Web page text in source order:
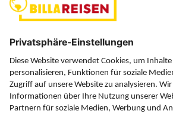
Über uns
Service
Information
Folgen Sie uns auf